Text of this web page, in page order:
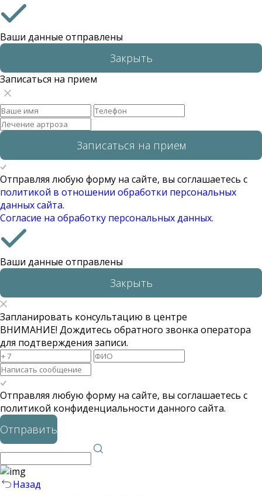
Ваши данные отправлены
Закрыть
Записаться на прием
Записаться на прием
Отправляя любую форму на сайте, вы соглашаетесь с
политикой в отношении обработки персональных
данных сайта.
Согласие на обработку персональных данных.
Ваши данные отправлены
Закрыть
Запланировать консультацию в центре
ВНИМАНИЕ! Дождитесь обратного звонка оператора
для подтверждения записи.
Отправляя любую форму на сайте, вы соглашаетесь с
политикой конфиденциальности данного сайта.
Отправить
Назад